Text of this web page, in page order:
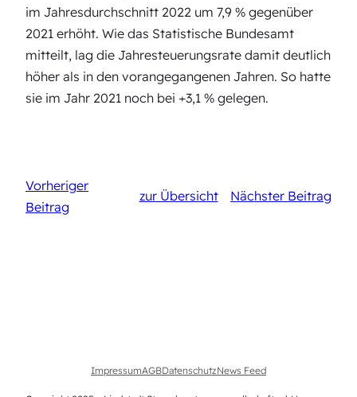
im Jahresdurchschnitt 2022 um 7,9 % gegenüber
2021 erhöht. Wie das Statistische Bundesamt
mitteilt, lag die Jahresteuerungsrate damit deutlich
höher als in den vorangegangenen Jahren. So hatte
sie im Jahr 2021 noch bei +3,1 % gelegen.
Vorheriger
Beitrag
zur Übersicht Nächster Beitrag
ImpressumAGBDatenschutzNews Feed